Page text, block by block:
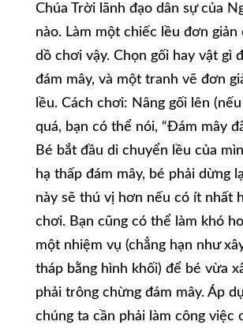
Chúa Trời lãnh đạo dân sự của
nào. Làm một chiếc lều đơn giản
dồ chơi vậy. Chọn gối hay vật gì
đám mây, và một tranh vẽ đơn
lều. Cách chơi: Nâng gối lên
quá, bạn có thể nói, “Đám mây
Bé bắt đầu di chuyển lều của
hạ thấp đám mây, bé phải dừng
này sẽ thú vị hơn nếu có ít nhất
chơi. Bạn cũng có thể làm khó
một nhiệm vụ (chẳng hạn như
tháp bằng hình khối) để bé vừa
phải trông chừng đám mây. Áp
chúng ta cần phải làm công việc